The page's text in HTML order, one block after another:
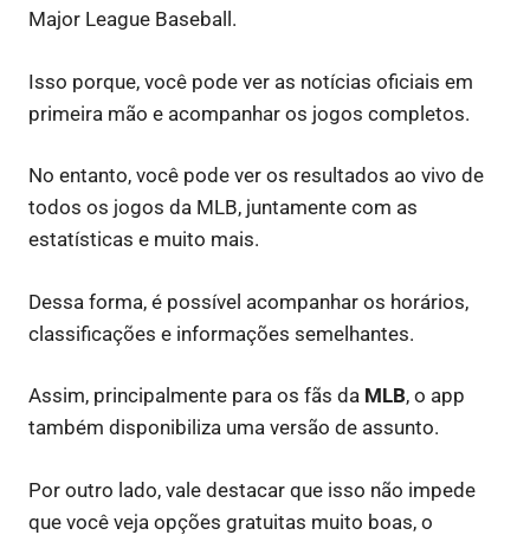
Major League Baseball.
Isso porque, você pode ver as notícias oficiais em
primeira mão e acompanhar os jogos completos.
No entanto, você pode ver os resultados ao vivo de
todos os jogos da MLB, juntamente com as
estatísticas e muito mais.
Dessa forma, é possível acompanhar os horários,
classificações e informações semelhantes.
Assim, principalmente para os fãs da MLB, o app
também disponibiliza uma versão de assunto.
Por outro lado, vale destacar que isso não impede
que você veja opções gratuitas muito boas, o